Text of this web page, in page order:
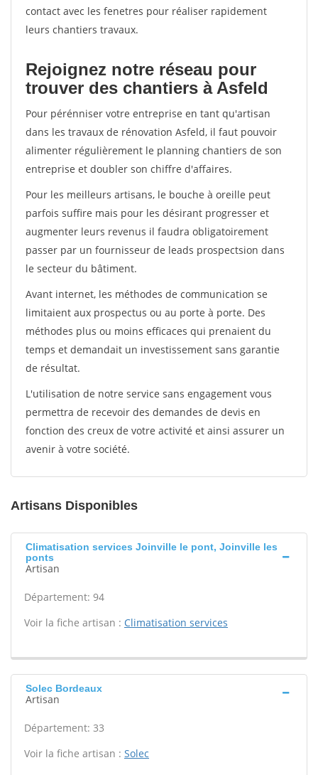
contact avec les fenetres pour réaliser rapidement
leurs chantiers travaux.
Rejoignez notre réseau pour
trouver des chantiers à Asfeld
Pour pérénniser votre entreprise en tant qu'artisan
dans les travaux de rénovation Asfeld, il faut pouvoir
alimenter régulièrement le planning chantiers de son
entreprise et doubler son chiffre d'affaires.
Pour les meilleurs artisans, le bouche à oreille peut
parfois suffire mais pour les désirant progresser et
augmenter leurs revenus il faudra obligatoirement
passer par un fournisseur de leads prospectsion dans
le secteur du bâtiment.
Avant internet, les méthodes de communication se
limitaient aux prospectus ou au porte à porte. Des
méthodes plus ou moins efficaces qui prenaient du
temps et demandait un investissement sans garantie
de résultat.
L'utilisation de notre service sans engagement vous
permettra de recevoir des demandes de devis en
fonction des creux de votre activité et ainsi assurer un
avenir à votre société.
Artisans Disponibles
Climatisation services Joinville le pont, Joinville les
ponts
Artisan
Département: 94
Voir la fiche artisan : Climatisation services
Solec Bordeaux
Artisan
Département: 33
Voir la fiche artisan : Solec